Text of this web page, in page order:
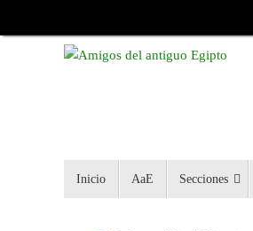
Inicio AaE Secciones